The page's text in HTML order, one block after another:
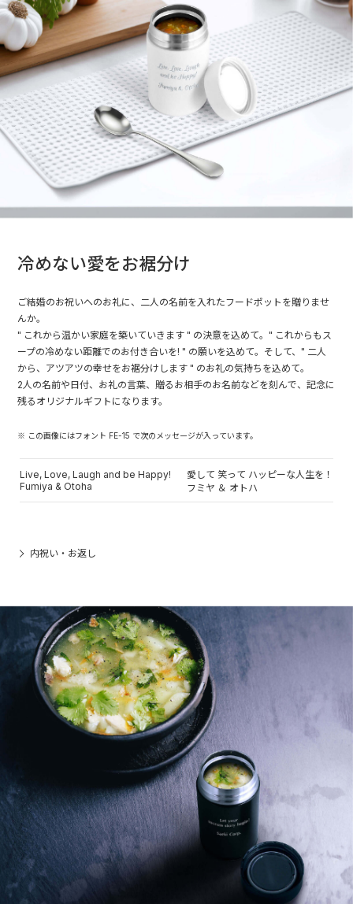
冷めない愛をお裾分け
ご結婚のお祝いへのお礼に、二人の名前を入れたフードポットを贈りませ
んか。
" これから温かい家庭を築いていきます " の決意を込めて。" これからもス
ープの冷めない距離でのお付き合いを! " の願いを込めて。そして、" 二人
から、アツアツの幸せをお裾分けします " のお礼の気持ちを込めて。
2人の名前や日付、お礼の言葉、贈るお相手のお名前などを刻んで、記念に
残るオリジナルギフトになります。
※ この画像にはフォント FE-15 で次のメッセージが入っています。
Live, Love, Laugh and be Happy!
Fumiya & Otoha
愛して 笑って ハッピーな人生を！
フミヤ ＆ オトハ
内祝い・お返し